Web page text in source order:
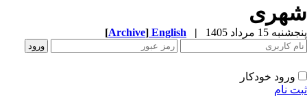
15 مرداد 1405 |
English
[Archive]
ورود خودکار
نام